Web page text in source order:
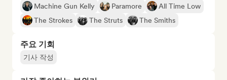
Machine Gun Kelly
Paramore
All Time Low
The Strokes
The Struts The Smiths
주요 기회
기사 작성